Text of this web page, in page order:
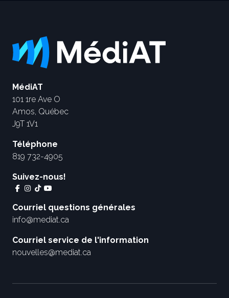
MédiAT
101 1re Ave O
Amos, Québec
J9T 1V1
Téléphone
819 732-4905
Suivez-nous!
Courriel questions générales
info@mediat.ca
Courriel service de l'information
nouvelles@mediat.ca